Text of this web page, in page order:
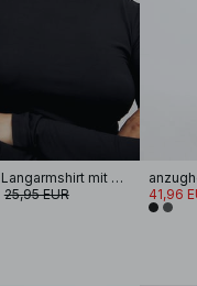
Soft Line Langarmshirt mit Trichterhals
25,95 EUR 41,96